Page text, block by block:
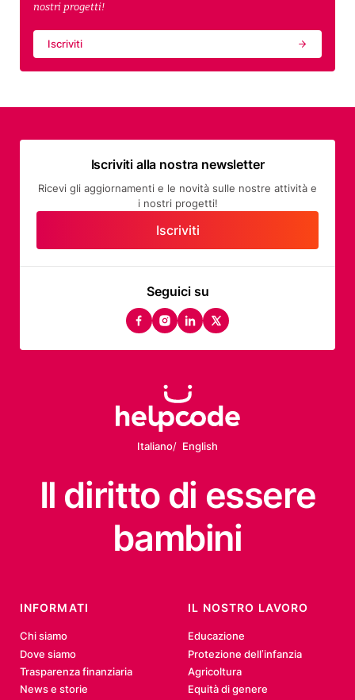
nostri progetti!
Iscriviti
Seguici su
facebook
instagram
linkedin
twitter
Iscriviti alla nostra newsletter
Ricevi gli aggiornamenti e le novità sulle nostre attività e
i nostri progetti!
Iscriviti
Italiano English
Il diritto di essere
bambini
INFORMATI
Chi siamo
Dove siamo
Trasparenza finanziaria
News e storie
IL NOSTRO LAVORO
Educazione
Protezione dell’infanzia
Agricoltura
Equità di genere